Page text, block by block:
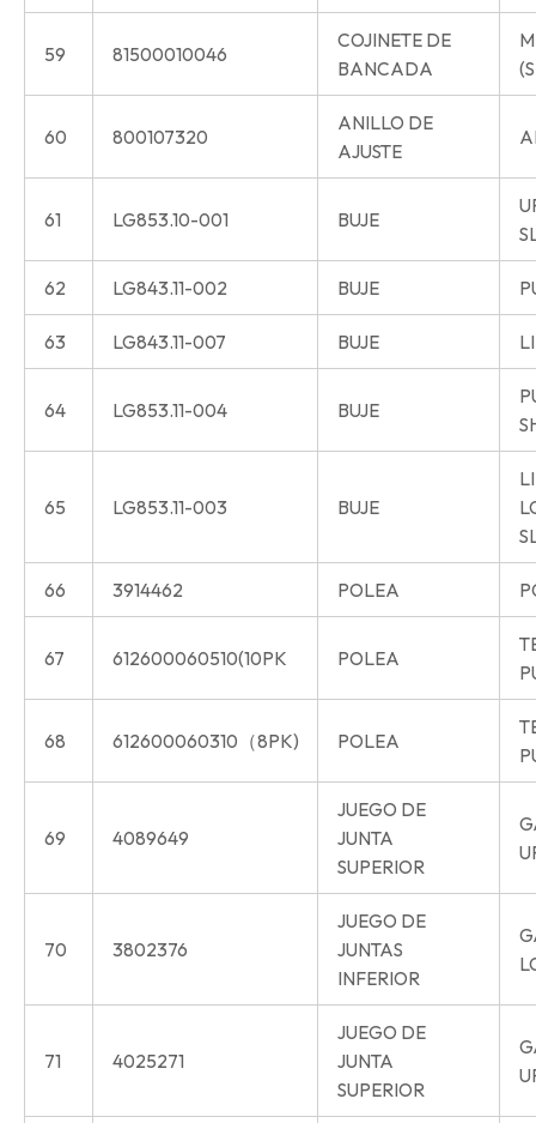
59 81500010046
COJINETE DE
BANCADA
60 800107320
ANILLO DE
AJUSTE
61 LG853.10-001 BUJE
62 LG843.11-002 BUJE
63 LG843.11-007 BUJE
64 LG853.11-004 BUJE
65 LG853.11-003 BUJE
66 3914462 POLEA
67 612600060510(10PK POLEA
68 612600060310（8PK) POLEA
69 4089649
JUEGO DE
JUNTA
SUPERIOR
70 3802376
JUEGO DE
JUNTAS
INFERIOR
71 4025271
JUEGO DE
JUNTA
SUPERIOR